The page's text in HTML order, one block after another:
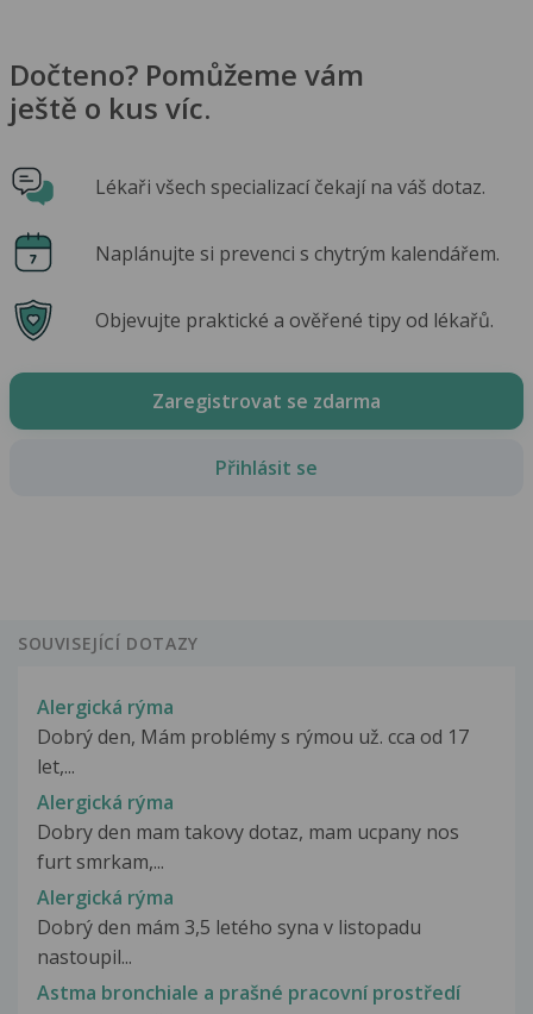
Dočteno? Pomůžeme vám
ještě o kus víc.
Lékaři všech specializací čekají na váš dotaz.
Naplánujte si prevenci s chytrým kalendářem.
Objevujte praktické a ověřené tipy od lékařů.
Zaregistrovat se zdarma
Přihlásit se
SOUVISEJÍCÍ DOTAZY
Alergická rýma
Dobrý den, Mám problémy s rýmou už. cca od 17
let,...
Alergická rýma
Dobry den mam takovy dotaz, mam ucpany nos
furt smrkam,...
Alergická rýma
Dobrý den mám 3,5 letého syna v listopadu
nastoupil...
Astma bronchiale a prašné pracovní prostředí